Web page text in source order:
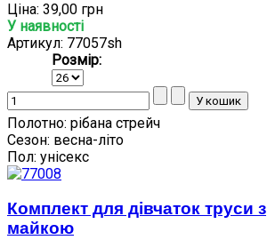
Ціна: 39,00 грн
У наявності
Артикул: 77057sh
Розмір:
Полотно: рібана стрейч
Сезон: весна-літо
Пол: унісекс
Комплект для дівчаток труси з
майкою